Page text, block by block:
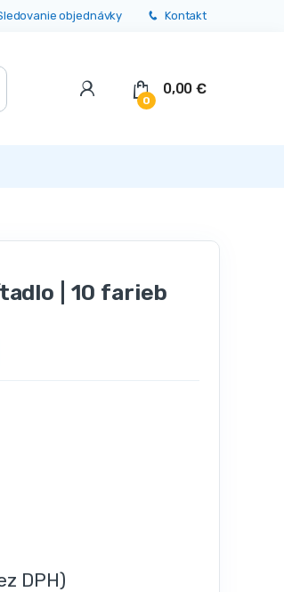
objednávky Kontakt
0
0,00€
| 10 farieb
DPH)